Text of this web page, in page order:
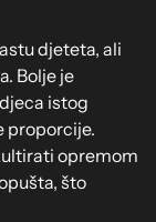
djeteta, ali
Bolje je
istog
proporcije.
opremom
što